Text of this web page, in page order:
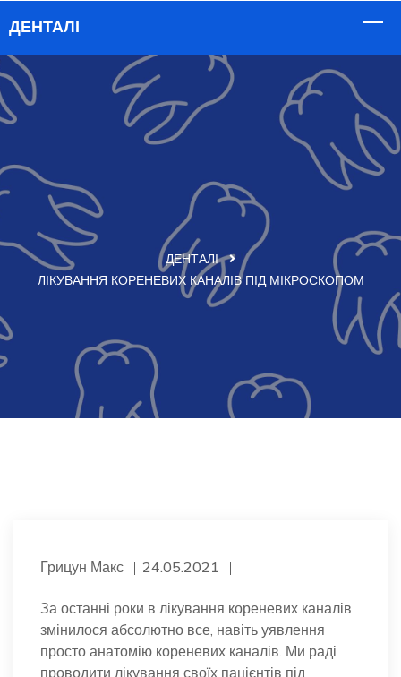
ДЕНТАЛІ
ЛІКУВАННЯ КОРЕНЕВИХ КАНАЛІВ ПІД МІКРОСКОПОМ
Грицун Макс 24.05.2021
За останні роки в лікування кореневих каналів
змінилося абсолютно все, навіть уявлення
просто анатомію кореневих каналів. Ми раді
проводити лікування своїх пацієнтів під